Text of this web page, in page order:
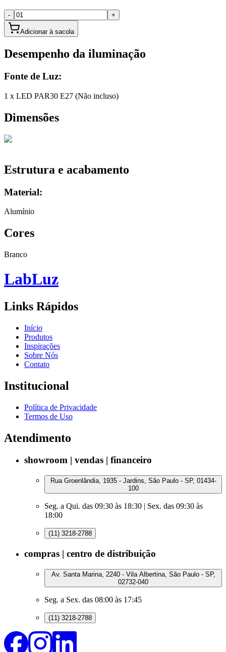
- +
Adicionar à sacola
Desempenho da iluminação
Fonte de Luz:
1 x LED PAR30 E27 (Não incluso)
Dimensões
Estrutura e acabamento
Material:
Alumínio
Cores
Branco
LabLuz
Links Rápidos
Início
Produtos
Inspirações
Sobre Nós
Contato
Institucional
Política de Privacidade
Termos de Uso
Atendimento
showroom | vendas | financeiro
Rua Groenlândia, 1935 - Jardins, São Paulo - SP, 01434-
100
Seg. a Qui. das 09:30 às 18:30 | Sex. das 09:30 às
18:00
(11) 3218-2788
compras | centro de distribuição
Av. Santa Marina, 2240 - Vila Albertina, São Paulo - SP,
02732-040
Seg. a Sex. das 08:00 às 17:45
(11) 3218-2788